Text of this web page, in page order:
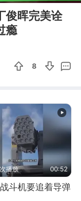
俊晖完美诠
瘾
8
播放 00:52
斗机要追着导弹